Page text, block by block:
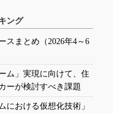
ング
スまとめ（2026年4～6
ム」実現に向けて、住
ーが検討すべき課題
における仮想化技術」